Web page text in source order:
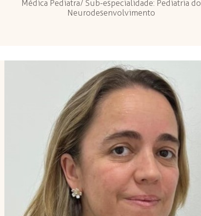
Médica Pediatra/ Sub-especialidade: Pediatria do
Neurodesenvolvimento